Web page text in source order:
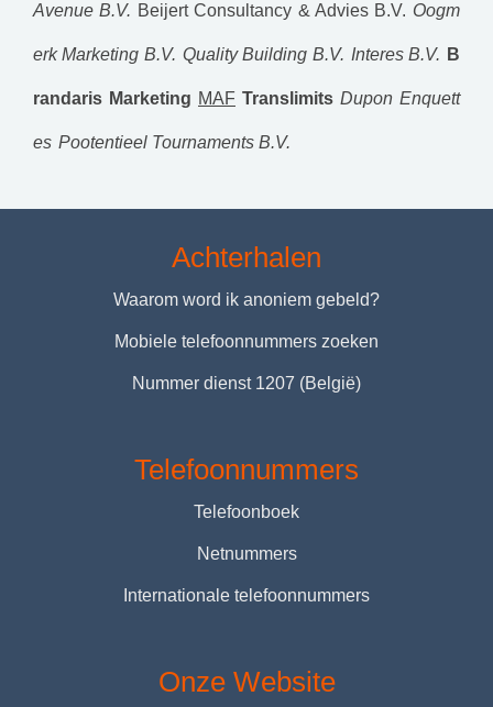
Avenue B.V. Beijert Consultancy & Advies B.V. Oogm
erk Marketing B.V. Quality Building B.V. Interes B.V. B
randaris Marketing MAF Translimits Dupon Enquett
es Pootentieel Tournaments B.V.
Achterhalen
Waarom word ik anoniem gebeld?
Mobiele telefoonnummers zoeken
Nummer dienst 1207 (België)
Telefoonnummers
Telefoonboek
Netnummers
Internationale telefoonnummers
Onze Website